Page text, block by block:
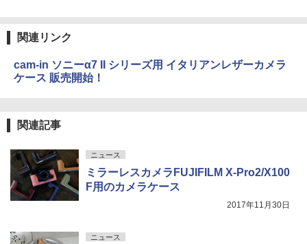
関連リンク
cam-in ソニーα7 II シリーズ用 イタリアンレザーカメラ
ケース 販売開始！
関連記事
ニュース
ミラーレスカメラFUJIFILM X-Pro2/X100
F用のカメラケース
2017年11月30日
ニュース